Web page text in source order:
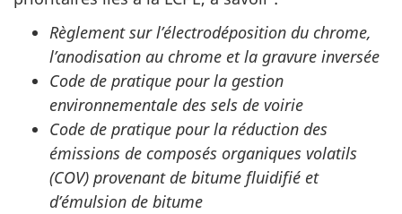
Règlement sur l’électrodéposition du chrome,
l’anodisation au chrome et la gravure inversée
Code de pratique pour la gestion
environnementale des sels de voirie
Code de pratique pour la réduction des
émissions de composés organiques volatils
(COV) provenant de bitume fluidifié et
d’émulsion de bitume